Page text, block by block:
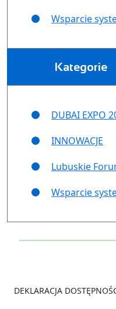
Wsparcie
Kategorie
DUBAI EXPO
INNOWACJE
Lubuskie
Wsparcie
DEKLARACJA